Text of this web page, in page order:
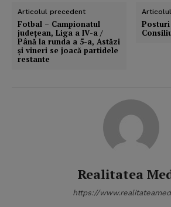
Articolul precedent
Fotbal – Campionatul
judeţean, Liga a IV-a /
Până la runda a 5-a, Astăzi
şi vineri se joacă partidele
restante
Realitatea
https://